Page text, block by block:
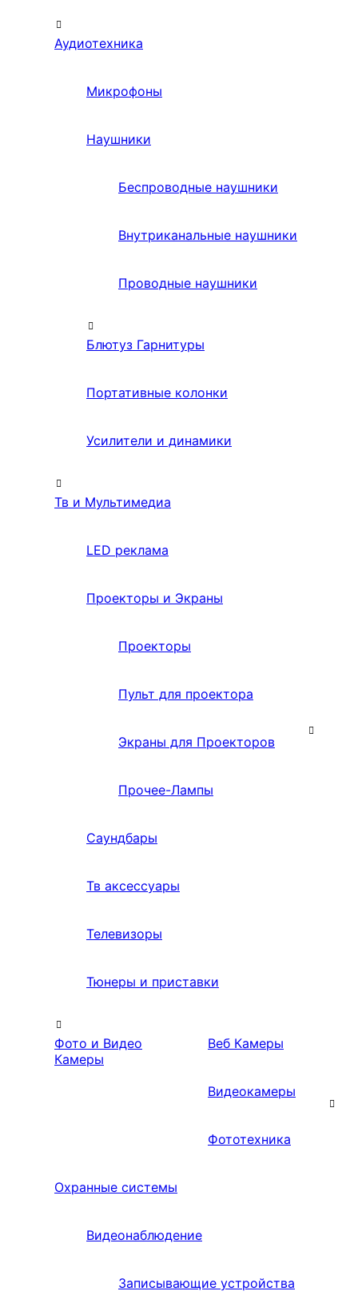
Аудиотехника
Микрофоны
Наушники
Беспроводные наушники
Внутриканальные наушники
Проводные наушники
Блютуз Гарнитуры
Портативные колонки
Усилители и динамики
Тв и Мультимедиа
LED реклама
Проекторы и Экраны
Проекторы
Пульт для проектора
Экраны для Проекторов
Прочее-Лампы
Саундбары
Тв аксессуары
Телевизоры
Тюнеры и приставки
Фото и Видео
Камеры
Веб Камеры
Видеокамеры
Фототехника
Охранные системы
Видеонаблюдение
Записывающие устройства